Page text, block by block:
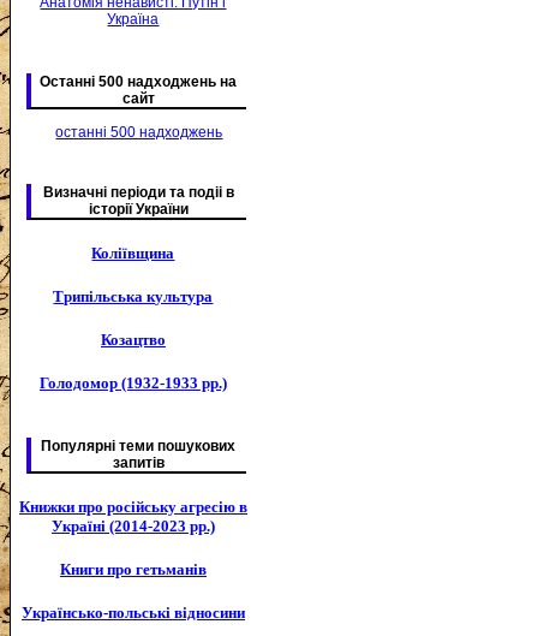
Україна
Останні 500 надходжень на
сайт
останні 500 надходжень
Визначні періоди та подіі в
історії України
Коліївщина
Трипільська культура
Козацтво
Голодомор (1932-1933 рр.)
Популярні теми пошукових
запитів
Книжки про російську агресію в
Україні (2014-2023 рр.)
Книги про гетьманів
Українсько-польські відносини